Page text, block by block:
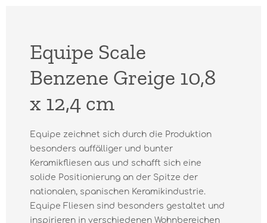
Equipe Scale
Benzene Greige 10,8
x 12,4 cm
Equipe zeichnet sich durch die Produktion
besonders auffälliger und bunter
Keramikfliesen aus und schafft sich eine
solide Positionierung an der Spitze der
nationalen, spanischen Keramikindustrie.
Equipe Fliesen sind besonders gestaltet und
inspirieren in verschiedenen Wohnbereichen